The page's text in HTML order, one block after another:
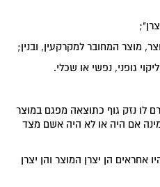
מוצר המחובר למקרקעין, ובנין;
גופני, נפשי או שכלי.
לו נזק גוף כתוצאה מפגם במוצר
אם היה או לא היה אשם מצד
אחראים הן יצרן המוצר והן יצרן